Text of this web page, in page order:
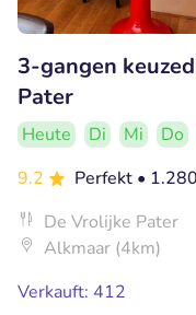
3-gangen
Pater
Heute Di Mi Do
9.2
Perfekt •
De Vrolijke Pater
Alkmaar (4km)
Verkauft: 412